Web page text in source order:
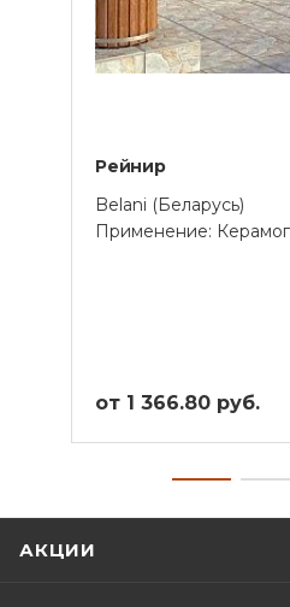
Рейнир
Belani (Беларусь)
Применение:
от 1 366.80 руб.
АКЦИИ